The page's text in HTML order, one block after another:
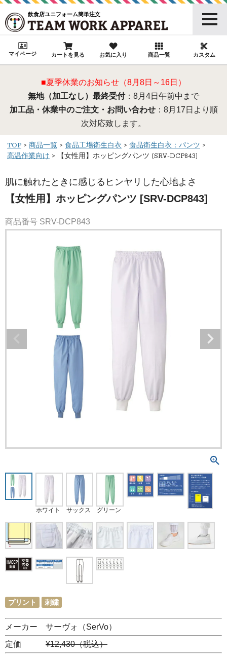
飲食店ユニフォーム簡単注文
マイページ カートを見る お気に入り 商品一覧 カスタム
■夏季休業のお知らせ（8月8日～16日）
無地（加工なし）最終受付：8月4日午前中まで
加工品・休業中のご注文・お問い合わせ：8月17日より順
次対応致します。
TOP 商品一覧 食品工場衛生白衣
食品衛生白衣：パンツ
高温作業向け
【女性用】ホッピングパンツ [SRV-DCP843]
肌に触れたときに感じるヒンヤリした心地よさ
【女性用】ホッピングパンツ [SRV-DCP843]
商品番号 SRV-DCP843
ホワイト サックス グリーン
プリント 刺繍
メーカー サーヴォ（SerVo）
定価 ¥12,430（税込）